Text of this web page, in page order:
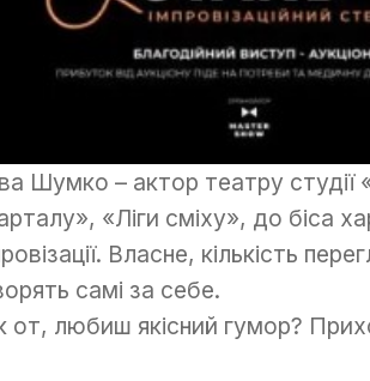
Шумко – актор театру
«Ліги сміху», до біса
Власне, кількість
самі за себе.
от, любиш якісний гумор?